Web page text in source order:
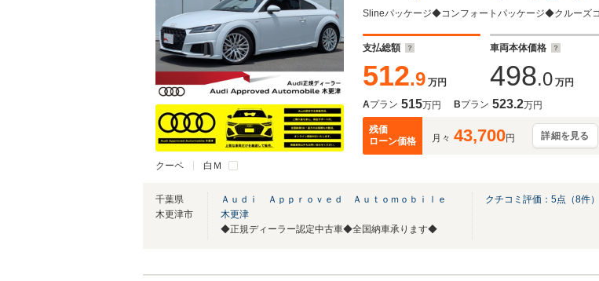
クーペ 白Ｍ
イト/リヤカメラ/パドルシフト/
支払総額
512.9 万円
車両本体価格
498.0 万円
Aプラン 515万円 Bプラン 523.2万円
残価
ローン価格
月々 43,700円 詳細を見る
千葉県
木更津市
Ａｕｄｉ Ａｐｐｒｏｖｅｄ Ａｕｔｏｍｏｂｉｌｅ
木更津
◆正規ディーラー認定中古車◆全国納車承ります◆
クチコミ評価： 5点（8件）